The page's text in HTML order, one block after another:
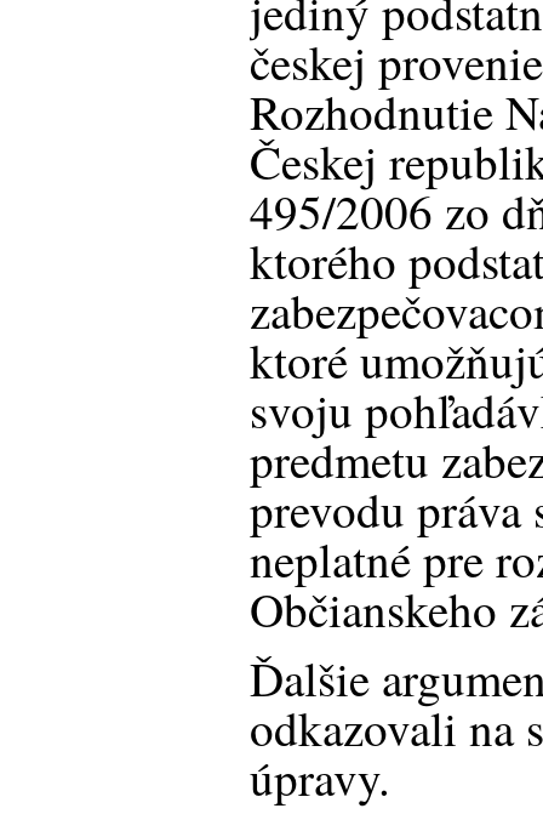
českej
Rozhodnutie
Českej
495/2006 zo
ktorého
ktoré
svoju
predmetu
prevodu práva
neplatné pre
Občianskeho
Ďalšie
odkazovali na
úpravy.